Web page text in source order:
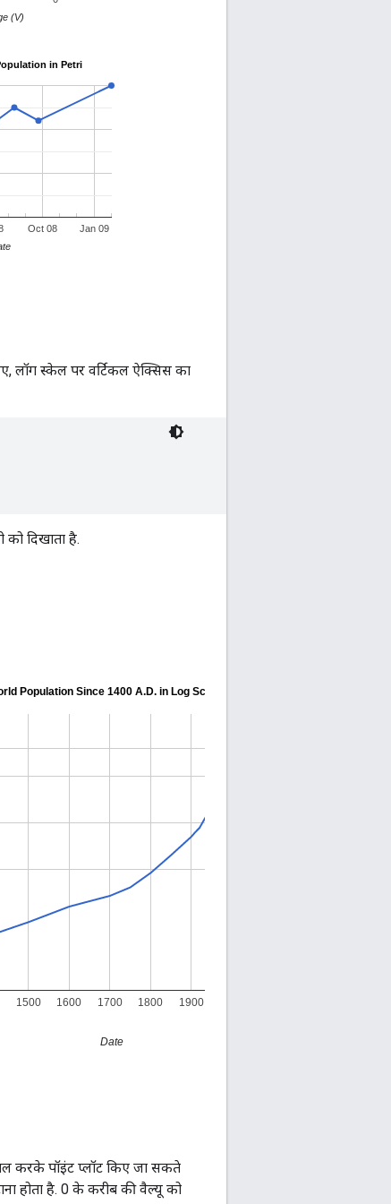
लॉग स्केल पर वर्टिकल ऐक्सिस का
को दिखाता है.
करके पॉइंट प्लॉट किए जा सकते
होता है. 0 के करीब की वैल्यू को